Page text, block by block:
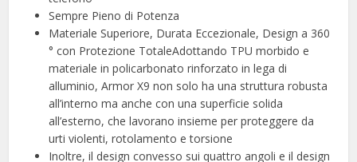
Sempre Pieno di Potenza
Materiale Superiore, Durata Eccezionale, Design a 360
° con Protezione TotaleAdottando TPU morbido e
materiale in policarbonato rinforzato in lega di
alluminio, Armor X9 non solo ha una struttura robusta
all’interno ma anche con una superficie solida
all’esterno, che lavorano insieme per proteggere da
urti violenti, rotolamento e torsione
Inoltre, il design convesso sui quattro angoli e il design